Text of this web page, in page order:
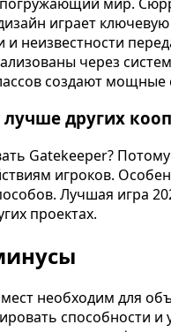
играет
неизвестности
через
создают
других
Gatekeeper?
игроков.
Лучшая игра
проектах.
необходим для
способности